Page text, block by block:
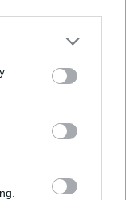
or more Google
You may click to
party tags to
in below Google
μειώθηκαν οι
συνταγματάρχες